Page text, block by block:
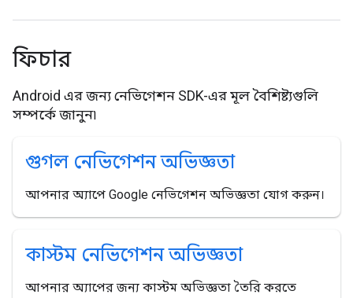
ফিচার
Android এর জন্য নেভিগেশন SDK-এর মূল বৈশিষ্ট্যগুলি
সম্পর্কে জানুন৷
গুগল নেভিগেশন অভিজ্ঞতা
আপনার অ্যাপে Google নেভিগেশন অভিজ্ঞতা যোগ করুন।
কাস্টম নেভিগেশন অভিজ্ঞতা
আপনার অ্যাপের জন্য কাস্টম অভিজ্ঞতা তৈরি করতে